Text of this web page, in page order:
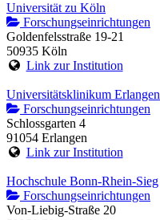
Universität zu Köln
Forschungseinrichtungen
Goldenfelsstraße 19-21
50935 Köln
Link zur Institution
Universitätsklinikum Erlangen
Forschungseinrichtungen
Schlossgarten 4
91054 Erlangen
Link zur Institution
Hochschule Bonn-Rhein-Sieg
Forschungseinrichtungen
Von-Liebig-Straße 20